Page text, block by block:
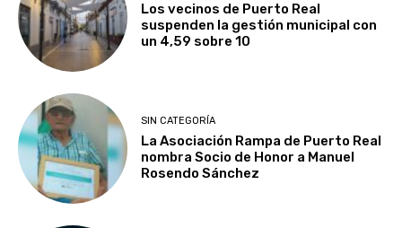
Los vecinos de Puerto Real
suspenden la gestión municipal con
un 4,59 sobre 10
SIN CATEGORÍA
La Asociación Rampa de Puerto Real
nombra Socio de Honor a Manuel
Rosendo Sánchez